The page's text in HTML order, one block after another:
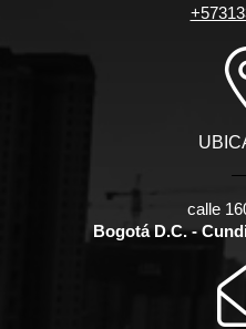
calle
Bogotá D.C. -